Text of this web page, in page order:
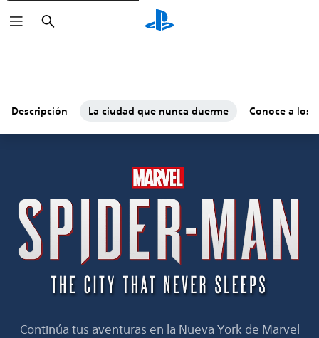
Buscar
Descripción La ciudad que nunca duerme Conoce a los
Continúa tus aventuras en la Nueva York de Marvel